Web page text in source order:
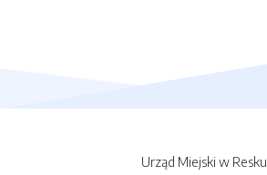
Urząd Miejski w Resku